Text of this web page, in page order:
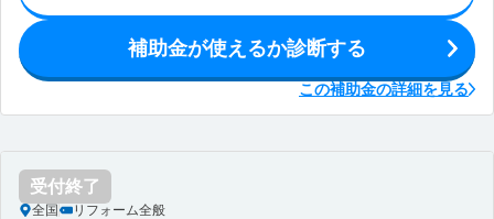
補助金が使えるか診断する
この補助金の詳細を見る
受付終了
全国 リフォーム全般